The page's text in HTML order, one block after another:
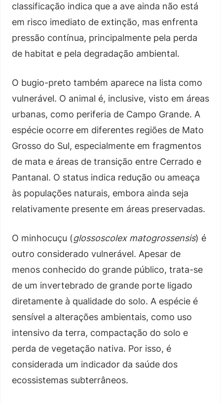
classificação indica que a ave ainda não está
em risco imediato de extinção, mas enfrenta
pressão contínua, principalmente pela perda
de habitat e pela degradação ambiental.
O bugio-preto também aparece na lista como
vulnerável. O animal é, inclusive, visto em áreas
urbanas, como periferia de Campo Grande. A
espécie ocorre em diferentes regiões de Mato
Grosso do Sul, especialmente em fragmentos
de mata e áreas de transição entre Cerrado e
Pantanal. O status indica redução ou ameaça
às populações naturais, embora ainda seja
relativamente presente em áreas preservadas.
O minhocuçu (glossoscolex matogrossensis) é
outro considerado vulnerável. Apesar de
menos conhecido do grande público, trata-se
de um invertebrado de grande porte ligado
diretamente à qualidade do solo. A espécie é
sensível a alterações ambientais, como uso
intensivo da terra, compactação do solo e
perda de vegetação nativa. Por isso, é
considerada um indicador da saúde dos
ecossistemas subterrâneos.